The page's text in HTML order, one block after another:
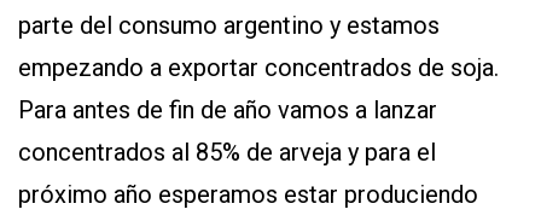
parte del consumo argentino y estamos
empezando a exportar concentrados de soja.
Para antes de fin de año vamos a lanzar
concentrados al 85% de arveja y para el
próximo año esperamos estar produciendo